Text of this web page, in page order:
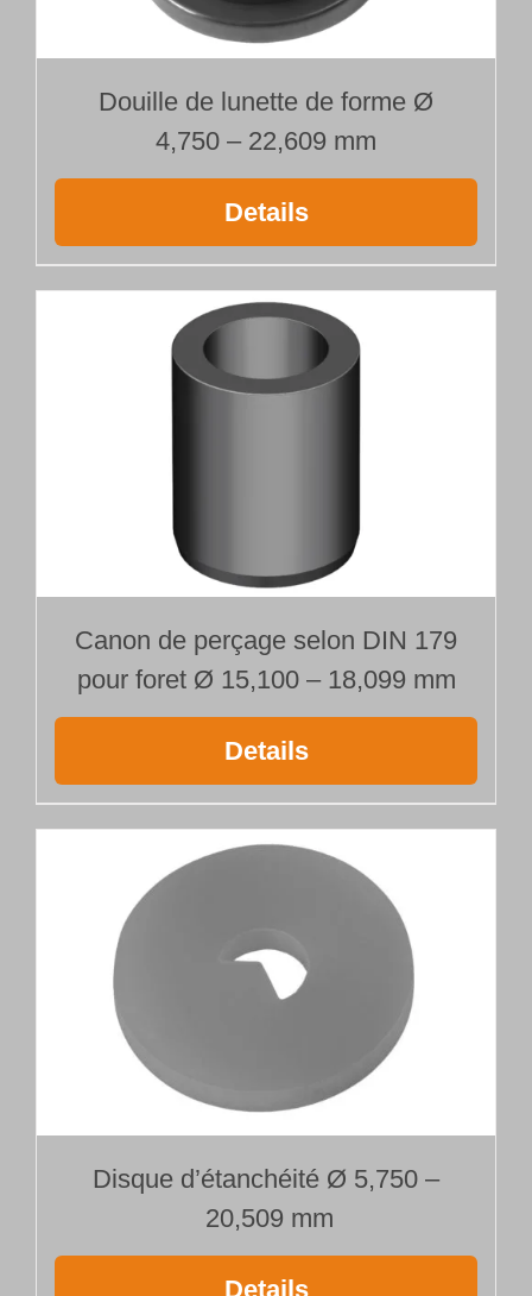
Douille de lunette de forme Ø
4,750 – 22,609 mm
Details
Canon de perçage selon DIN 179
pour foret Ø 15,100 – 18,099 mm
Details
Disque d’étanchéité Ø 5,750 –
20,509 mm
Details